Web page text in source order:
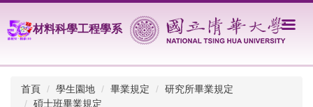
到
主
內
材料科學工程學系
首頁 學生園地 畢業規定
研究所畢業規定
碩士班畢業規定